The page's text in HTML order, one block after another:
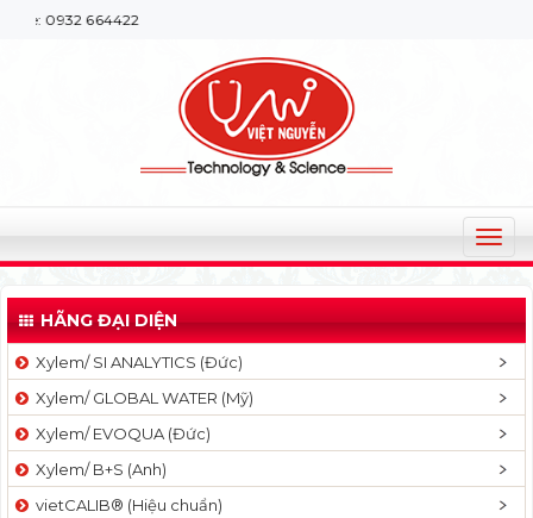
664422
T
o
g
l
v
HÃNG ĐẠI DIỆN
Xylem/ SI ANALYTICS (Đức)
Xylem/ GLOBAL WATER (Mỹ)
Xylem/ EVOQUA (Đức)
Xylem/ B+S (Anh)
vietCALIB® (Hiệu chuẩn)